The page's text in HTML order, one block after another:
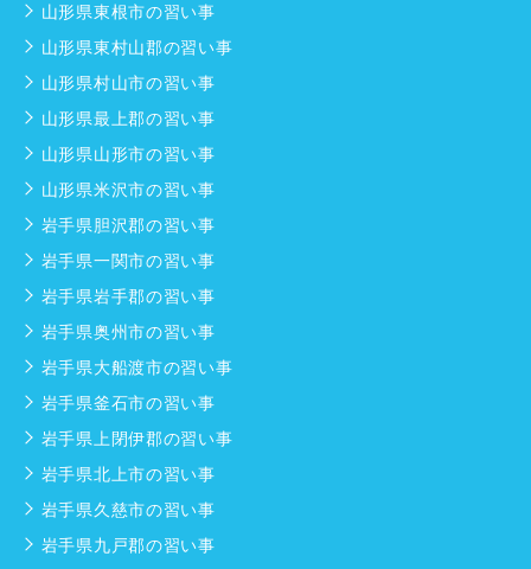
山形県東根市の習い事
山形県東村山郡の習い事
山形県村山市の習い事
山形県最上郡の習い事
山形県山形市の習い事
山形県米沢市の習い事
岩手県胆沢郡の習い事
岩手県一関市の習い事
岩手県岩手郡の習い事
岩手県奥州市の習い事
岩手県大船渡市の習い事
岩手県釜石市の習い事
岩手県上閉伊郡の習い事
岩手県北上市の習い事
岩手県久慈市の習い事
岩手県九戸郡の習い事